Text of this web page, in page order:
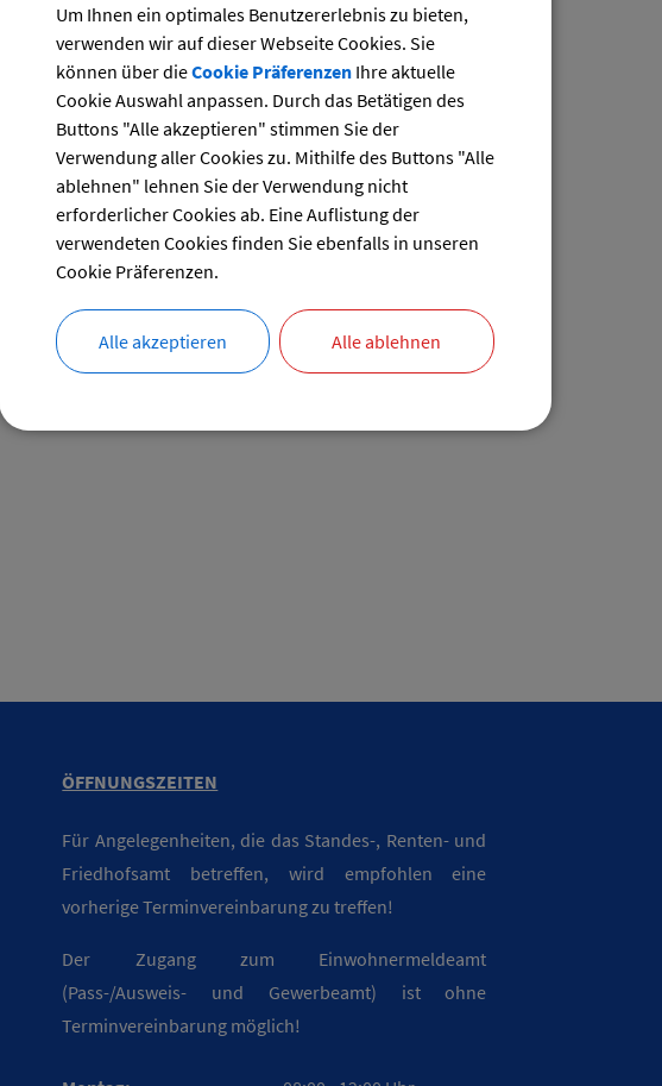
BAUTECHNIK
ÖFFNUNGSZEITEN
Für Angelegenheiten, die das Standes-, Renten- und
Friedhofsamt betreffen, wird empfohlen eine
vorherige Terminvereinbarung zu treffen!
Der Zugang zum Einwohnermeldeamt
(Pass-/Ausweis- und Gewerbeamt) ist ohne
Terminvereinbarung möglich!
Um Ihnen ein optimales Benutzererlebnis zu bieten,
verwenden wir auf dieser Webseite Cookies. Sie
können über dieCookie PräferenzenIhre aktuelle
Cookie Auswahl anpassen. Durch das Betätigen des
Buttons "Alle akzeptieren" stimmen Sie der
Verwendung aller Cookies zu. Mithilfe des Buttons "Alle
ablehnen" lehnen Sie der Verwendung nicht
erforderlicher Cookies ab. Eine Auflistung der
verwendeten Cookies finden Sie ebenfalls in unseren
Cookie Präferenzen.
Alle akzeptieren Alle ablehnen